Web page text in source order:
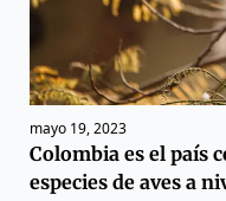
mayo 19, 2023
Colombia es el país
especies de aves a